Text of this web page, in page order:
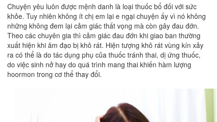
Chuyện yêu luôn được mệnh danh là loại thuốc bổ đối với sức
khỏe. Tuy nhiên không ít chị em lại e ngại chuyện ấy vì nó không
những không đem lại cảm giác thất vọng mà còn gây đau đớn.
Theo các chuyên gia thì cảm giác đau đớn khi giao ban thường
xuất hiện khi âm đạo bị khô rát. Hiện tượng khô rát vùng kín xảy
ra có thể là do tác dụng phụ của thuốc tránh thai, dị ứng thuốc,
do việc sinh nở hay do quá trình mang thai khiến hàm lượng
hoormon trong cơ thể thay đổi.